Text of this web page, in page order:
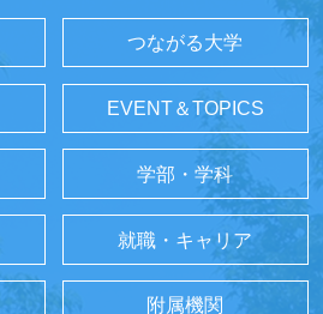
つながる大学
EVENT＆TOPICS
学部・学科
就職・キャリア
附属機関